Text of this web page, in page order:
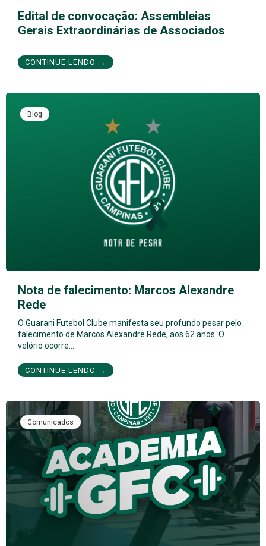
Edital de convocação: Assembleias
Gerais Extraordinárias de Associados
CONTINUE LENDO →
Blog
Nota de falecimento: Marcos Alexandre
Rede
O Guarani Futebol Clube manifesta seu profundo pesar pelo
falecimento de Marcos Alexandre Rede, aos 62 anos. O
velório ocorre…
CONTINUE LENDO →
Comunicados